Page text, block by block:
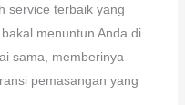
service terbaik yang
menuntun Anda di
sama, memberinya
pemasangan yang